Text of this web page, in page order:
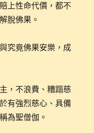
上性命代價，都不
脫佛果。
究竟佛果安樂，成
，不浪費、糟蹋慈
有強烈慈心、具備
為聖僧伽。